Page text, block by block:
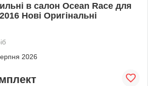
в салон Ocean Race для
Нові Оригінальні
2026